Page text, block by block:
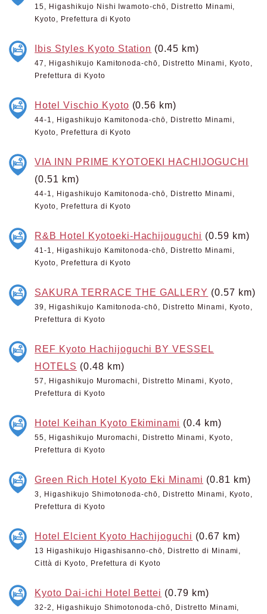
15, Higashikujo Nishi Iwamoto-chō, Distretto Minami,
Kyoto, Prefettura di Kyoto
Ibis Styles Kyoto Station (0.45 km)
47, Higashikujo Kamitonoda-chō, Distretto Minami, Kyoto,
Prefettura di Kyoto
Hotel Vischio Kyoto (0.56 km)
44-1, Higashikujo Kamitonoda-chō, Distretto Minami,
Kyoto, Prefettura di Kyoto
VIA INN PRIME KYOTOEKI HACHIJOGUCHI
(0.51 km)
44-1, Higashikujo Kamitonoda-chō, Distretto Minami,
Kyoto, Prefettura di Kyoto
R&B Hotel Kyotoeki-Hachijouguchi (0.59 km)
41-1, Higashikujo Kamitonoda-chō, Distretto Minami,
Kyoto, Prefettura di Kyoto
SAKURA TERRACE THE GALLERY (0.57 km)
39, Higashikujo Kamitonoda-chō, Distretto Minami, Kyoto,
Prefettura di Kyoto
REF Kyoto Hachijoguchi BY VESSEL
HOTELS (0.48 km)
57, Higashikujo Muromachi, Distretto Minami, Kyoto,
Prefettura di Kyoto
Hotel Keihan Kyoto Ekiminami (0.4 km)
55, Higashikujo Muromachi, Distretto Minami, Kyoto,
Prefettura di Kyoto
Green Rich Hotel Kyoto Eki Minami (0.81 km)
3, Higashikujo Shimotonoda-chō, Distretto Minami, Kyoto,
Prefettura di Kyoto
Hotel Elcient Kyoto Hachijoguchi (0.67 km)
13 Higashikujo Higashisanno-chō, Distretto di Minami,
Città di Kyoto, Prefettura di Kyoto
Kyoto Dai-ichi Hotel Bettei (0.79 km)
32-2, Higashikujo Shimotonoda-chō, Distretto Minami,